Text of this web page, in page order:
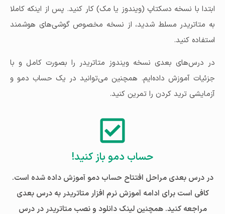
ابتدا با نسخه دسکتاپ (ویندوز یا مک) کار کنید. پس از اینکه کاملا
به متاتریدر مسلط شدید، از نسخه مخصوص گوشی‌های هوشمند
استفاده کنید.
در درس‌های بعدی نسخه ویندوز متاتریدر را بصورت کامل و با
جزئیات آموزش داده‌ایم. همچنین می‌توانید در یک حساب دمو و
آزمایشی ترید کردن را تمرین کنید.
حساب دمو باز کنید!
در درس بعدی مراحل افتتاح حساب دمو آموزش داده شده است.
کافی است برای ادامه آموزش نرم افزار متاتریدر به درس بعدی
مراجعه کنید. همچنین لینک دانلود و نصب متاتریدر در درس